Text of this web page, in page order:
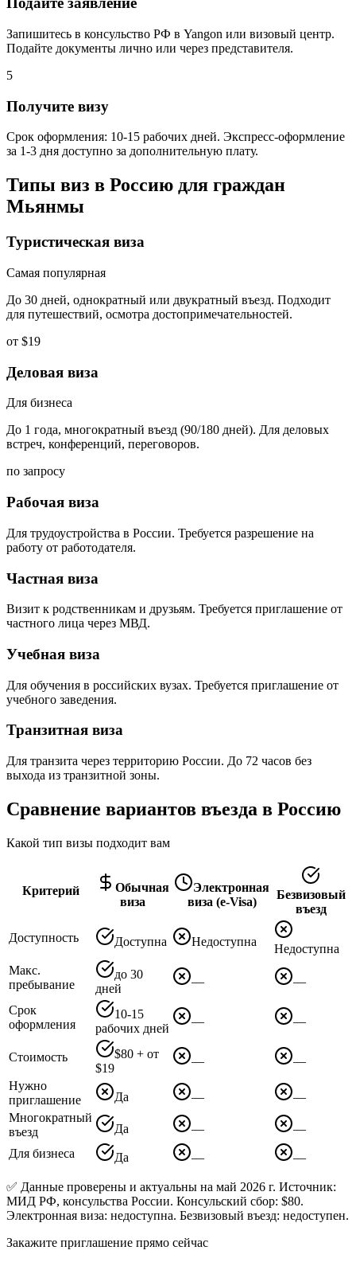
Запишитесь в консульство РФ в Yangon или визовый центр.
Подайте документы лично или через представителя.
5
Получите визу
Срок оформления: 10-15 рабочих дней. Экспресс-оформление
за 1-3 дня доступно за дополнительную плату.
Типы виз в Россию для граждан
Мьянмы
Туристическая виза
Самая популярная
До 30 дней, однократный или двукратный въезд. Подходит
для путешествий, осмотра достопримечательностей.
от $19
Деловая виза
Для бизнеса
До 1 года, многократный въезд (90/180 дней). Для деловых
встреч, конференций, переговоров.
по запросу
Рабочая виза
Для трудоустройства в России. Требуется разрешение на
работу от работодателя.
Частная виза
Визит к родственникам и друзьям. Требуется приглашение от
частного лица через МВД.
Учебная виза
Для обучения в российских вузах. Требуется приглашение от
учебного заведения.
Транзитная виза
Для транзита через территорию России. До 72 часов без
выхода из транзитной зоны.
Сравнение вариантов въезда в Россию
Какой тип визы подходит вам
Критерий
Обычная
виза
Электронная
виза (e-Visa)
Безвизовый
въезд
Доступность Доступна Недоступна
Недоступна
Макс.
пребывание
до 30
дней
— —
Срок
оформления
10-15
рабочих дней
— —
Стоимость
$80 + от
$19
—
—
Нужно
приглашение
Да —
—
Многократный
въезд
Да —
—
Для бизнеса
Да — —
✅ Данные проверены и актуальны на май 2026 г. Источник:
МИД РФ, консульства России. Консульский сбор: $80.
Электронная виза: недоступна. Безвизовый въезд: недоступен.
Закажите приглашение прямо сейчас